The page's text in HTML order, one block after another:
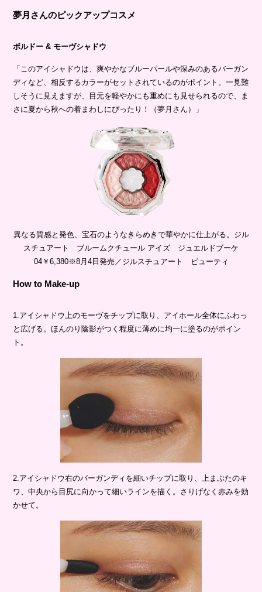
夢月さんのピックアップコスメ
ボルドー & モーヴシャドウ
「このアイシャドウは、爽やかなブルーパールや深みのあるバーガン
ディなど、相反するカラーがセットされているのがポイント。一見難
しそうに見えますが、目元を軽やかにも重めにも見せられるので、ま
さに夏から秋への着まわしにぴったり！（夢月さん）」
異なる質感と発色、宝石のようなきらめきで華やかに仕上がる。ジル
スチュアート ブルームクチュール アイズ ジュエルドブーケ
04￥6,380※8月4日発売／ジルスチュアート ビューティ
How to Make-up
1.アイシャドウ上のモーヴをチップに取り、アイホール全体にふわっ
と広げる。ほんのり陰影がつく程度に薄めに均一に塗るのがポイン
ト。
2.アイシャドウ右のバーガンディを細いチップに取り、上まぶたのキ
ワ、中央から目尻に向かって細いラインを描く。さりげなく赤みを効
かせて。